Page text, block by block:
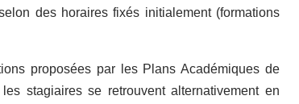
des horaires fixés initialement (formations
proposées par les Plans Académiques de
stagiaires se retrouvent alternativement en